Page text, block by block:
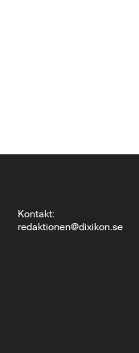
Kontakt:
redaktionen@dixikon.se